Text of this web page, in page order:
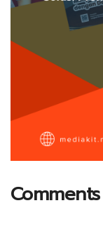
Comments